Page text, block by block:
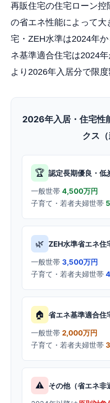
再販住宅の住宅ローン
の省エネ性能によって
宅・ZEH水準は2024年
ネ基準適合住宅は2024
より2026年入居分で限
2026年入居・住宅性
クス（
🏆 認定長期優良・低
一般世帯4,500万円
子育て・若者夫婦世帯
🌿 ZEH水準省エネ住
一般世帯 3,500万円
子育て・若者夫婦世帯
🏠 省エネ基準適合住
一般世帯2,000万円
子育て・若者夫婦世帯
⚠️ その他（省エネ非